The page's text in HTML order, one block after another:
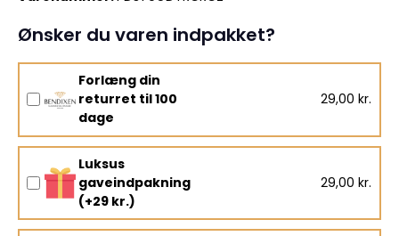
Ønsker du varen indpakket?
Forlæng din
returret til 100
dage
29,00 kr.
Luksus
gaveindpakning
(+29 kr.)
29,00 kr.